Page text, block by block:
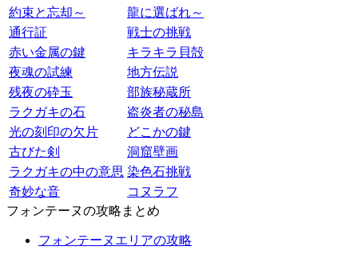
約束と忘却～
龍に選ばれ～
通行証
戦士の挑戦
赤い金属の鍵
キラキラ貝殻
夜魂の試練
地方伝説
残夜の砕玉
部族秘蔵所
ラクガキの石
盗炎者の秘島
光の刻印の欠片
どこかの鍵
古びた剣
洞窟壁画
ラクガキの中の意思 染色石挑戦
奇妙な音
コヌラフ
フォンテーヌの攻略まとめ
フォンテーヌエリアの攻略